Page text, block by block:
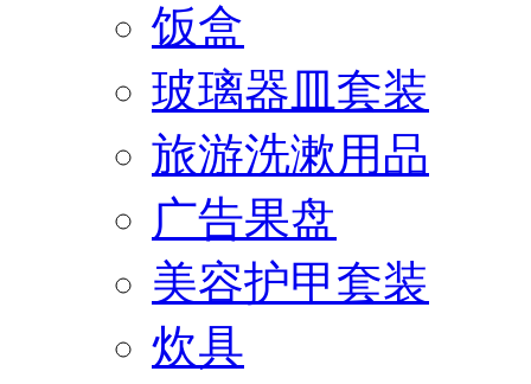
饭盒
玻璃器皿套装
旅游洗漱用品
广告果盘
美容护甲套装
炊具